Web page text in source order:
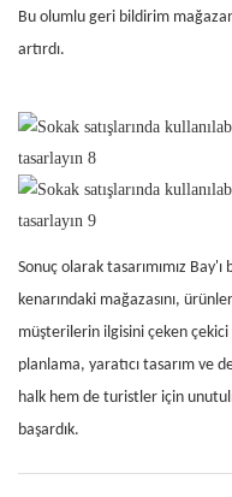
Bu olumlu geri bildirim
artırdı.
Sonuç olarak tasarımımız
kenarındaki mağazasını,
müşterilerin ilgisini çeken
planlama, yaratıcı tasarım ve
halk hem de turistler için
başardık.